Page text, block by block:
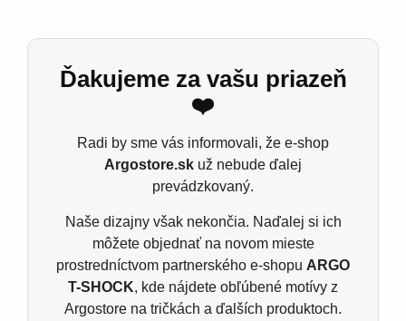
každodenného života. Oblečte si ho a nechajte sa
Detské tričko B&C E190
Materiál: 185 g/m²
100% predpraná prstencová bavlna
Ash: 99% bavlna, 1% viskóza, Šport grey: 85%
bavlna, 15% viskóza, single jers
Ďakujeme za vašu priazeň
❤️
Radi by sme vás informovali, že e-shop
Argostore.sk už nebude ďalej
prevádzkovaný.
Naše dizajny však nekončia. Naďalej si ich
môžete objednať na novom mieste
prostredníctvom partnerského e-shopu ARGO
T-SHOCK, kde nájdete obľúbené motívy z
Argostore na tričkách a ďalších produktoch.